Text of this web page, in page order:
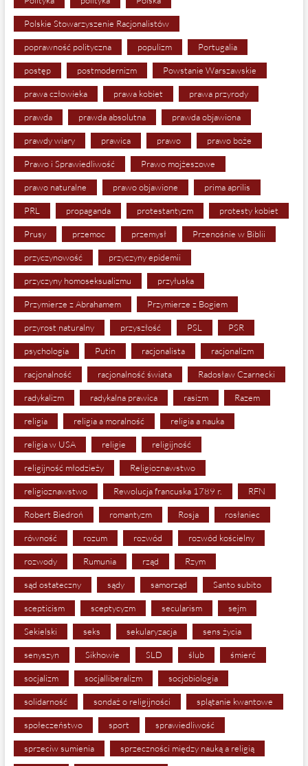
Polskie Stowarzyszenie Racjonalistów
poprawność polityczna populizm Portugalia
postęp postmodernizm Powstanie Warszawskie
prawa człowieka prawa kobiet prawa przyrody
prawda prawda absolutna prawda objawiona
prawdy wiary prawica prawo prawo boże
Prawo i Sprawiedliwość Prawo mojżeszowe
prawo naturalne prawo objawione prima aprilis
PRL propaganda protestantyzm protesty kobiet
Prusy przemoc przemysł Przenośnie w Biblii
przyczynowość przyczyny epidemii
przyczyny homoseksualizmu przyłuska
Przymierze z Abrahamem Przymierze z Bogiem
przyrost naturalny przyszłość PSL PSR
psychologia Putin racjonalista racjonalizm
racjonalność racjonalność świata Radosław Czarnecki
radykalizm radykalna prawica rasizm Razem
religia religia a moralność religia a nauka
religia w USA religie religijność
religijność młodzieży Religioznawstwo
religioznawstwo Rewolucja francuska 1789 r. RFN
Robert Biedroń romantyzm Rosja rosłaniec
równość rozum rozwód rozwód kościelny
rozwody Rumunia rząd Rzym
sąd ostateczny sądy samorząd Santo subito
scepticism sceptycyzm secularism sejm
Sekielski seks sekularyzacja sens życia
senyszyn Sikhowie SLD ślub śmierć
socjalizm socjalliberalizm socjobiologia
solidarność sondaż o religijności splątanie kwantowe
społeczeństwo sport sprawiedliwość
sprzeciw sumienia sprzeczności między nauką a religią